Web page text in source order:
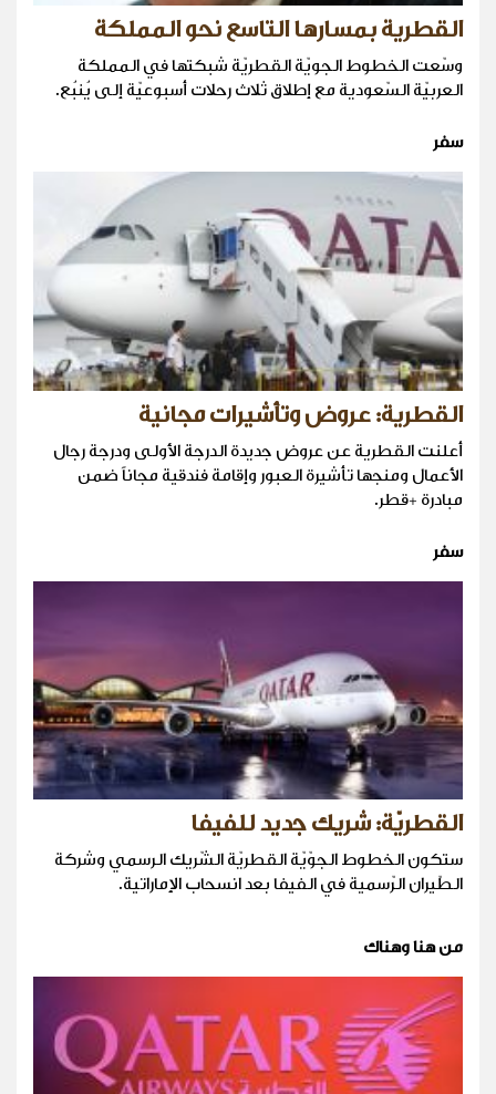
القطرية بمسارها التاسع نحو المملكة
وسّعت الخطوط الجويّة القطريّة شبكتها في المملكة
العربيّة السّعودية مع إطلاق ثلاث رحلات أسبوعيّة إلى يُنبُع.
سفر
القطرية: عروض وتأشيرات مجانية
أعلنت القطرية عن عروض جديدة الدرجة الأولى ودرجة رجال
الأعمال ومنجها تأشيرة العبور وإقامة فندقية مجاناً ضمن
مبادرة +قطر.
سفر
القطريّة: شريك جديد للفيفا
ستكون الخطوط الجوّيّة القطريّة الشّريك الرسمي وشركة
الطّيران الرّسمية في الفيفا بعد انسحاب الإماراتية.
من هنا وهناك